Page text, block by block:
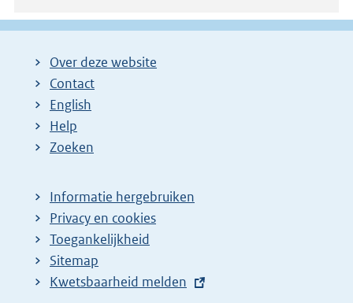
Over deze website
Contact
English
Help
Zoeken
Informatie hergebruiken
Privacy en cookies
Toegankelijkheid
Sitemap
E
Kwetsbaarheid melden